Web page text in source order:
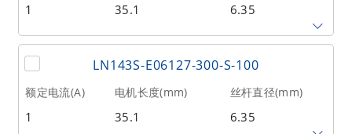
相数 转子惯量(g•cm²) 重量(kg)
2 20 0.21
1 35.1 6.35
丝杆导程(mm) 丝杆长度(mm) 额定推力(N
@300RPM)
相数 转子惯量(g•cm²) 重量(kg)
LN143S-E06127-300-S-100
额定电流(A) 电机长度(mm) 丝杆直径(mm)
1 35.1 6.35